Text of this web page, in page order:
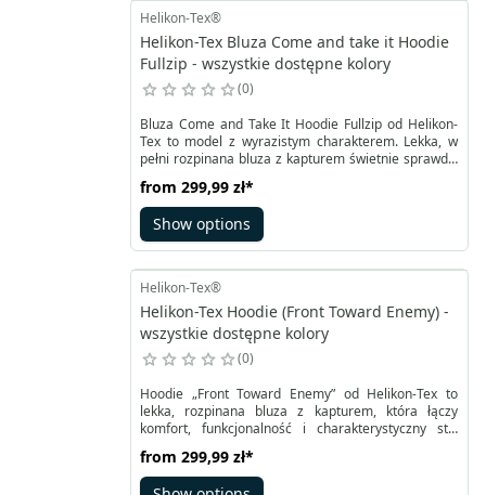
może czuć się swobodnie, niezależnie od budowy
ciała.
Helikon-Tex®
Helikon-Tex Bluza Come and take it Hoodie
Fullzip - wszystkie dostępne kolory
0
Bluza Come and Take It Hoodie Fullzip od Helikon-
Tex to model z wyrazistym charakterem. Lekka, w
pełni rozpinana bluza z kapturem świetnie sprawdzi
Wyposażona w dwie kieszenie na biodrach oraz
regulowany kaptur ze sznurkiem, łączy wygodę z
funkcjonalnością.
from 299,99 zł*
Show options
Helikon-Tex®
Helikon-Tex Hoodie (Front Toward Enemy) -
wszystkie dostępne kolory
0
Hoodie „Front Toward Enemy” od Helikon-Tex to
lekka, rozpinana bluza z kapturem, która łączy
komfort, funkcjonalność i charakterystyczny styl
mieście, zapewnia wygodę dzięki dwóm kieszeniom
na biodrach oraz kapturowi ze sznurkiem. Nadruk
from 299,99 zł*